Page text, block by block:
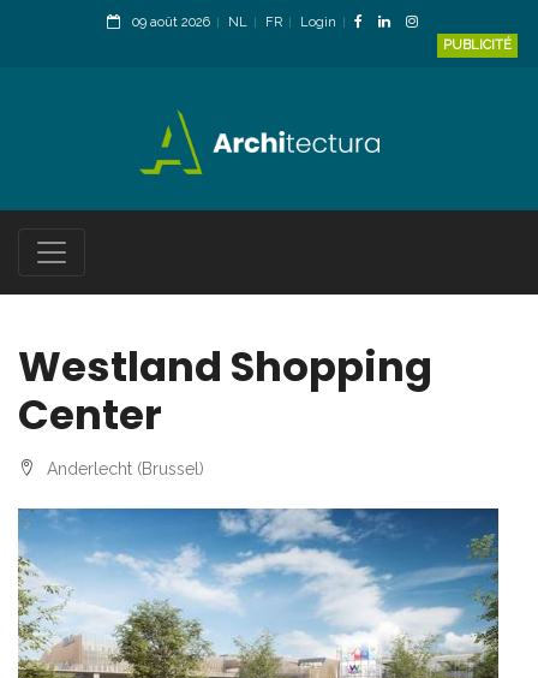
09 août 2026 NL FR
Login
PUBLICITÉ
Westland Shopping
Center
Anderlecht (Brussel)